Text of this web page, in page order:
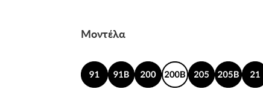
Μοντέλα